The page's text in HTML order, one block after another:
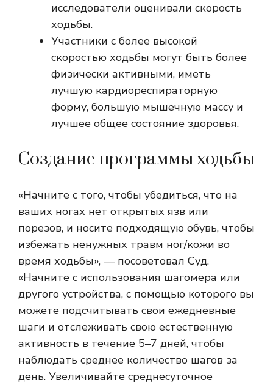
исследователи оценивали скорость
ходьбы.
Участники с более высокой
скоростью ходьбы могут быть более
физически активными, иметь
лучшую кардиореспираторную
форму, большую мышечную массу и
лучшее общее состояние здоровья.
Создание программы ходьбы
«Начните с того, чтобы убедиться, что на
ваших ногах нет открытых язв или
порезов, и носите подходящую обувь, чтобы
избежать ненужных травм ног/кожи во
время ходьбы», — посоветовал Суд.
«Начните с использования шагомера или
другого устройства, с помощью которого вы
можете подсчитывать свои ежедневные
шаги и отслеживать свою естественную
активность в течение 5–7 дней, чтобы
наблюдать среднее количество шагов за
день. Увеличивайте среднесуточное